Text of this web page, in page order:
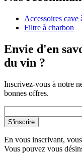
Numéro de
Dimensions (LxHxP
Largeur (cm)10
Profondeur (cm)
Status When
Accessoires cave
Filtre à charbon
Envie d'en
du vin ?
Inscrivez-vous à notre
bonnes offres.
S'inscrire
En vous inscrivant,
Vous pouvez vous